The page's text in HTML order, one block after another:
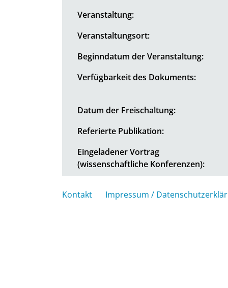
Veranstaltung:
Veranstaltungsort:
Beginndatum der Veranstaltung:
Verfügbarkeit des Dokuments:
Datum der Freischaltung:
Referierte Publikation:
Eingeladener Vortrag
(wissenschaftliche Konferenzen):
Kontakt Impressum /